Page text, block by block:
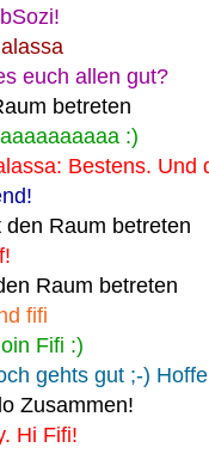
euch allen gut?
betreten
:)
Bestens. Und
Raum betreten
Raum betreten
fifi
Fifi :)
gehts gut ;-)
Zusammen!
Hi Fifi!